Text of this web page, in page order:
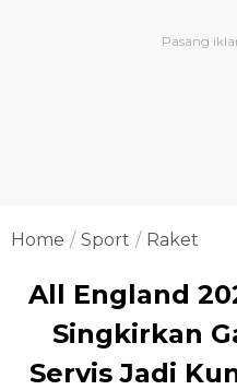
Home Sport Raket
All England
Singkirkan
Servis Jadi